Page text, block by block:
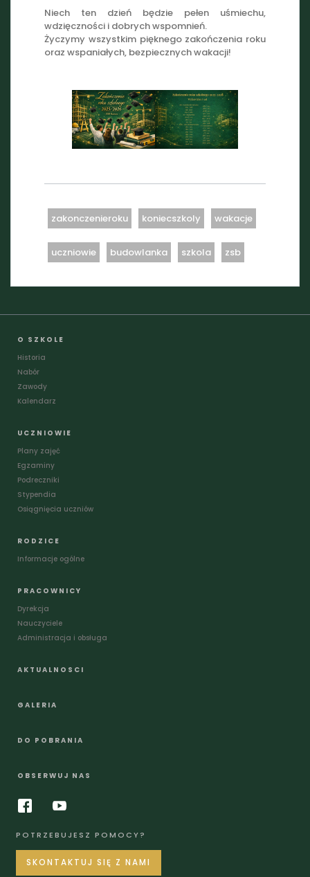
Niech ten dzień będzie pełen uśmiechu,
wdzięczności i dobrych wspomnień.
Życzymy wszystkim pięknego zakończenia roku
oraz wspaniałych, bezpiecznych wakacji!
zakonczenieroku koniecszkoly wakacje
uczniowie budowlanka szkola zsb
O SZKOLE
Historia
Nabór
Zawody
Kalendarz
UCZNIOWIE
Plany zajęć
Egzaminy
Podreczniki
Stypendia
Osiągnięcia uczniów
RODZICE
Informacje ogólne
PRACOWNICY
Dyrekcja
Nauczyciele
Administracja i obsługa
AKTUALNOSCI
GALERIA
DO POBRANIA
OBSERWUJ NAS
POTRZEBUJESZ POMOCY?
SKONTAKTUJ SIĘ Z NAMI